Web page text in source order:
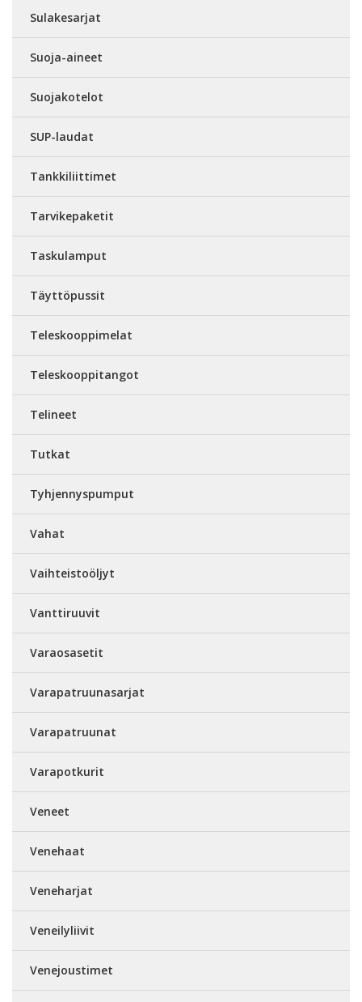
Sulakesarjat
Suoja-aineet
Suojakotelot
SUP-laudat
Tankkiliittimet
Tarvikepaketit
Taskulamput
Täyttöpussit
Teleskooppimelat
Teleskooppitangot
Telineet
Tutkat
Tyhjennyspumput
Vahat
Vaihteistoöljyt
Vanttiruuvit
Varaosasetit
Varapatruunasarjat
Varapatruunat
Varapotkurit
Veneet
Venehaat
Veneharjat
Veneilyliivit
Venejoustimet